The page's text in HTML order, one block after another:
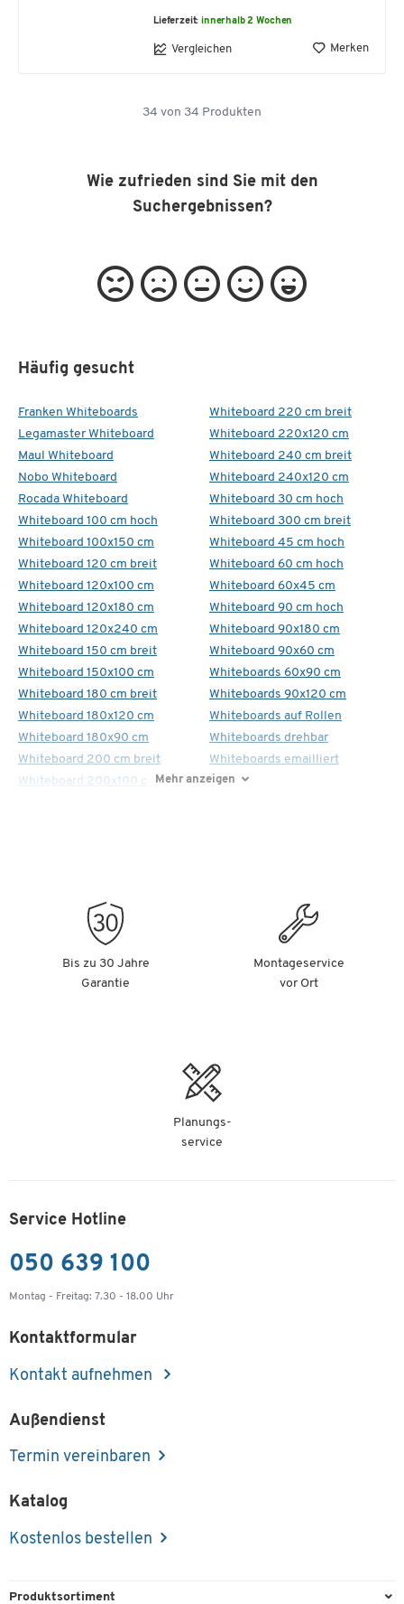
Lieferzeit:innerhalb 2 Wochen
Vergleichen Merken
34 von 34 Produkten
Wie zufrieden sind Sie mit den
Suchergebnissen?
Häufig gesucht
Franken Whiteboards
Legamaster Whiteboard
Maul Whiteboard
Nobo Whiteboard
Rocada Whiteboard
Whiteboard 100 cm hoch
Whiteboard 100x150 cm
Whiteboard 120 cm breit
Whiteboard 120x100 cm
Whiteboard 120x180 cm
Whiteboard 120x240 cm
Whiteboard 150 cm breit
Whiteboard 150x100 cm
Whiteboard 180 cm breit
Whiteboard 180x120 cm
Whiteboard 180x90 cm
Whiteboard 200 cm breit
Whiteboard 200x100 cm
Whiteboard 220 cm breit
Whiteboard 220x120 cm
Whiteboard 240 cm breit
Whiteboard 240x120 cm
Whiteboard 30 cm hoch
Whiteboard 300 cm breit
Whiteboard 45 cm hoch
Whiteboard 60 cm hoch
Whiteboard 60x45 cm
Whiteboard 90 cm hoch
Whiteboard 90x180 cm
Whiteboard 90x60 cm
Whiteboards 60x90 cm
Whiteboards 90x120 cm
Whiteboards auf Rollen
Whiteboards drehbar
Whiteboards emailliert
Mehr anzeigen
Bis zu 30 Jahre
Garantie
Montageservice
vor Ort
Planungs-
service
Service Hotline
050 639 100
Montag - Freitag: 7.30 - 18.00 Uhr
Kontaktformular
Kontakt aufnehmen
Außendienst
Termin vereinbaren
Katalog
Kostenlos bestellen
Produktsortiment